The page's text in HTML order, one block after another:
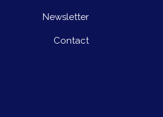
Newsletter
Contact